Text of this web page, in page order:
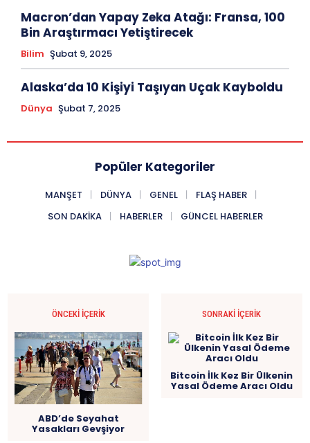
Macron’dan Yapay Zeka Atağı: Fransa, 100
Bin Araştırmacı Yetiştirecek
Bilim Şubat 9, 2025
Alaska’da 10 Kişiyi Taşıyan Uçak Kayboldu
Dünya Şubat 7, 2025
Popüler Kategoriler
MANŞET DÜNYA GENEL
FLAŞ HABER
SON DAKIKA
HABERLER GÜNCEL HABERLER
ÖNCEKI İÇERIK
ABD’de Seyahat
Yasakları Gevşiyor
SONRAKI İÇERIK
Bitcoin İlk Kez Bir Ülkenin
Yasal Ödeme Aracı Oldu